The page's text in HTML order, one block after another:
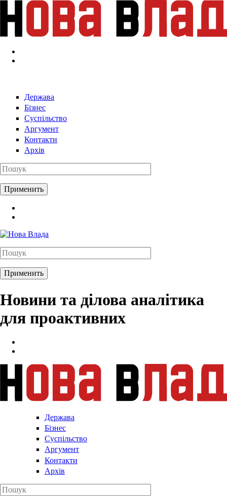
Перейти к основному содержанию
Держава
Бізнес
Суспільство
Аргумент
Контакти
Архів
Новини та ділова аналітика
для проактивних
Держава
Бізнес
Суспільство
Аргумент
Контакти
Архів